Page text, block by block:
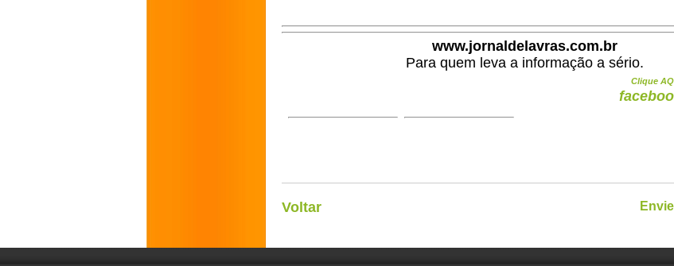
www.jornaldelavras.com.br
Para quem leva a informação a sério.
Clique
Voltar